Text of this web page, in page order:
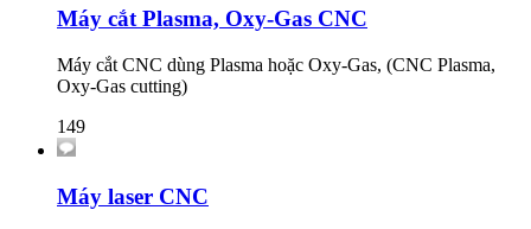
Máy cắt Plasma, Oxy-Gas CNC
Máy cắt CNC dùng Plasma hoặc Oxy-Gas, (CNC Plasma,
Oxy-Gas cutting)
149
Máy laser CNC